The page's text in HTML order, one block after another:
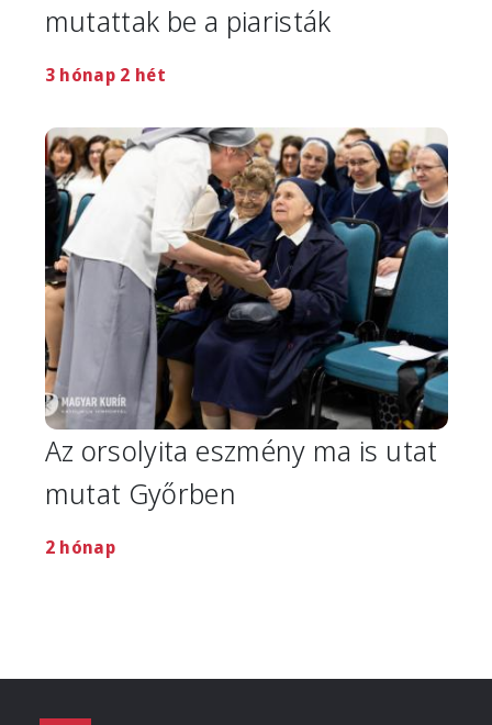
mutattak be a piaristák
3 hónap 2 hét
Image
Az orsolyita eszmény ma is utat
mutat Győrben
2 hónap